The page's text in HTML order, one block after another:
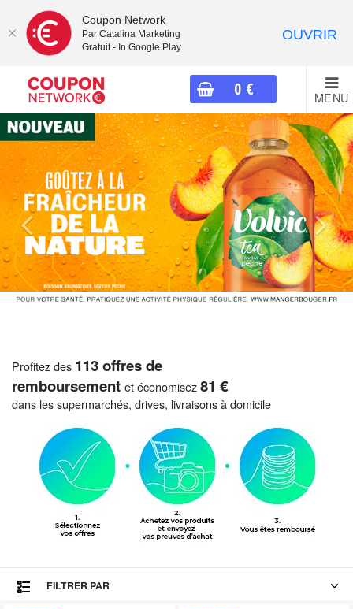
0 € MENU
Profitez des 113 offres de
remboursement et économisez81 €
dans les supermarchés, drives, livraisons à domicile
FILTRER PAR
Coupon Network
Par Catalina Marketing
Gratuit - In Google Play
OUVRIR